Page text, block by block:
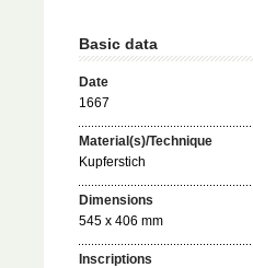
Basic data
Date
1667
Material(s)/Technique
Kupferstich
Dimensions
545 x 406 mm
Inscriptions